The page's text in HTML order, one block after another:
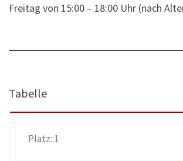
Freitag von 15:00 – 18:00 Uhr (nach
Tabelle
1